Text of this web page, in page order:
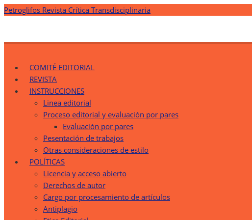
Saltar
Petroglifos Revista Crítica Transdisciplinaria
COMITÉ EDITORIAL
REVISTA
INSTRUCCIONES
Linea editorial
Proceso editorial y evaluación por pares
Evaluación por pares
Pesentación de trabajos
Otras consideraciones de estilo
POLÍTICAS
Licencia y acceso abierto
Derechos de autor
Cargo por procesamiento de artículos
Antiplagio